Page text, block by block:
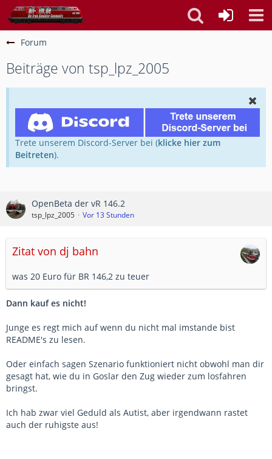
Forum
Beiträge von tsp_lpz_2005
Trete unserem Discord-Server bei (klicke hier zum
Beitreten).
OpenBeta der vR 146.2
tsp_lpz_2005 Vor 13 Stunden
Zitat von dj bahn
was 20 Euro für BR 146,2 zu teuer
Dann kauf es nicht!
Junge es regt mich auf wenn du nicht mal imstande bist
README's zu lesen.
Oder einfach sagen Szenario funktioniert nicht obwohl man dir
gesagt hat, wie du in Goslar den Zug wieder zum losfahren
bringst.
Ich hab zwar viel Geduld als Autist, aber irgendwann rastet
auch der ruhigste aus!